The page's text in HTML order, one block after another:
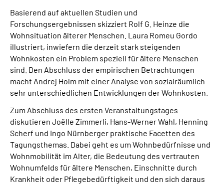
Basierend auf aktuellen Studien und
Forschungsergebnissen skizziert Rolf G. Heinze die
Wohnsituation älterer Menschen. Laura Romeu Gordo
illustriert, inwiefern die derzeit stark steigenden
Wohnkosten ein Problem speziell für ältere Menschen
sind. Den Abschluss der empirischen Betrachtungen
macht Andrej Holm mit einer Analyse von sozialräumlich
sehr unterschiedlichen Entwicklungen der Wohnkosten.
Zum Abschluss des ersten Veranstaltungstages
diskutieren Joëlle Zimmerli, Hans-Werner Wahl, Henning
Scherf und Ingo Nürnberger praktische Facetten des
Tagungsthemas. Dabei geht es um Wohnbedürfnisse und
Wohnmobilität im Alter, die Bedeutung des vertrauten
Wohnumfelds für ältere Menschen, Einschnitte durch
Krankheit oder Pflegebedürftigkeit und den sich daraus